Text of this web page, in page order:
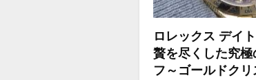
ロレックス デイ
贅を尽くした究極
フ～ゴールドク